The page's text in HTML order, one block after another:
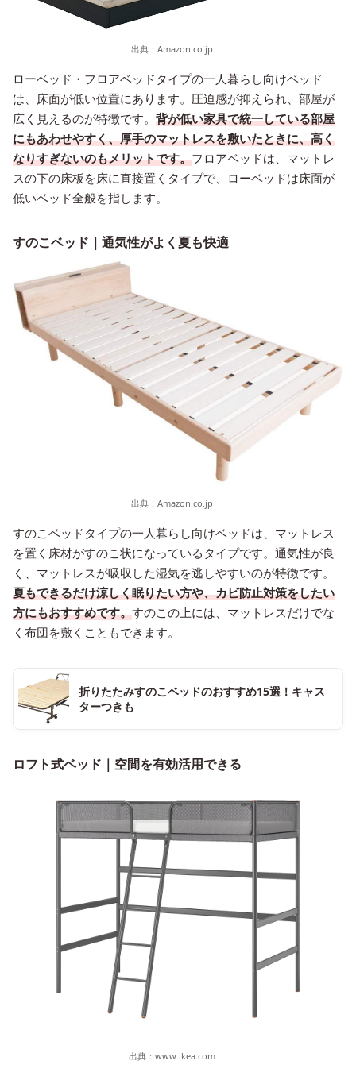
出典： Amazon.co.jp
ローベッド・フロアベッドタイプの一人暮らし向けベッド
は、床面が低い位置にあります。圧迫感が抑えられ、部屋が
広く見えるのが特徴です。 背が低い家具で統一している部屋
にもあわせやすく、厚手のマットレスを敷いたときに、高く
なりすぎないのもメリットです。フロアベッドは、マットレ
スの下の床板を床に直接置くタイプで、ローベッドは床面が
低いベッド全般を指します。
すのこベッド｜通気性がよく夏も快適
出典： Amazon.co.jp
すのこベッドタイプの一人暮らし向けベッドは、マットレス
を置く床材がすのこ状になっているタイプです。通気性が良
く、マットレスが吸収した湿気を逃しやすいのが特徴です。
夏もできるだけ涼しく眠りたい方や、カビ防止対策をしたい
方にもおすすめです。すのこの上には、マットレスだけでな
く布団を敷くこともできます。
折りたたみすのこベッドのおすすめ15選！キャス
ターつきも
ロフト式ベッド｜空間を有効活用できる
出典： www.ikea.com